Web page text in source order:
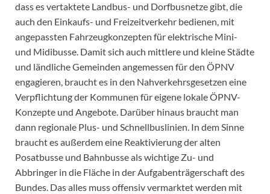
dass es vertaktete Landbus- und Dorfbusnetze gibt, die
auch den Einkaufs- und Freizeitverkehr bedienen, mit
angepassten Fahrzeugkonzepten für elektrische Mini-
und Midibusse. Damit sich auch mittlere und kleine Städte
und ländliche Gemeinden angemessen für den ÖPNV
engagieren, braucht es in den Nahverkehrsgesetzen eine
Verpflichtung der Kommunen für eigene lokale ÖPNV-
Konzepte und Angebote. Darüber hinaus braucht man
dann regionale Plus- und Schnellbuslinien. In dem Sinne
braucht es außerdem eine Reaktivierung der alten
Posatbusse und Bahnbusse als wichtige Zu- und
Abbringer in die Fläche in der Aufgabenträgerschaft des
Bundes. Das alles muss offensiv vermarktet werden mit